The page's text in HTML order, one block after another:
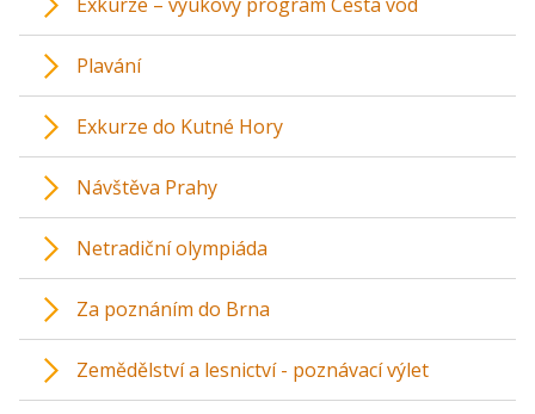
Plavání
Exkurze do Kutné Hory
Návštěva Prahy
Netradiční olympiáda
Za poznáním do Brna
Zemědělství a lesnictví - poznávací výlet